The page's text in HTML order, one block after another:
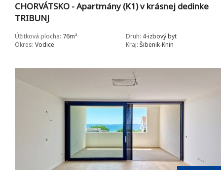
CHORVÁTSKO - Apartmány (K1) v krásnej dedinke
TRIBUNJ
Úžitková plocha: 76m² Druh: 4-izbový byt
Okres: Vodice Kraj: Šibenik-Knin